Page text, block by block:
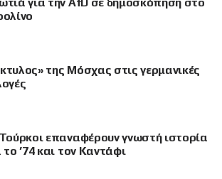
για την AfD σε δημοσκόπηση στο
της Μόσχας στις γερμανικές
επαναφέρουν γνωστή ιστορία
το ’74 και τον Καντάφι